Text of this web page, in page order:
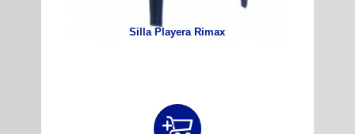
Silla Playera Rimax